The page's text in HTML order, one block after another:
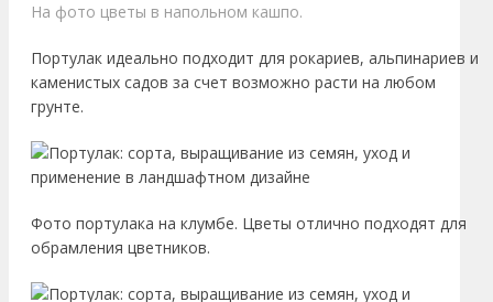
На фото цветы в напольном кашпо.
Портулак идеально подходит для рокариев, альпинариев и
каменистых садов за счет возможно расти на любом
грунте.
Фото портулака на клумбе. Цветы отлично подходят для
обрамления цветников.